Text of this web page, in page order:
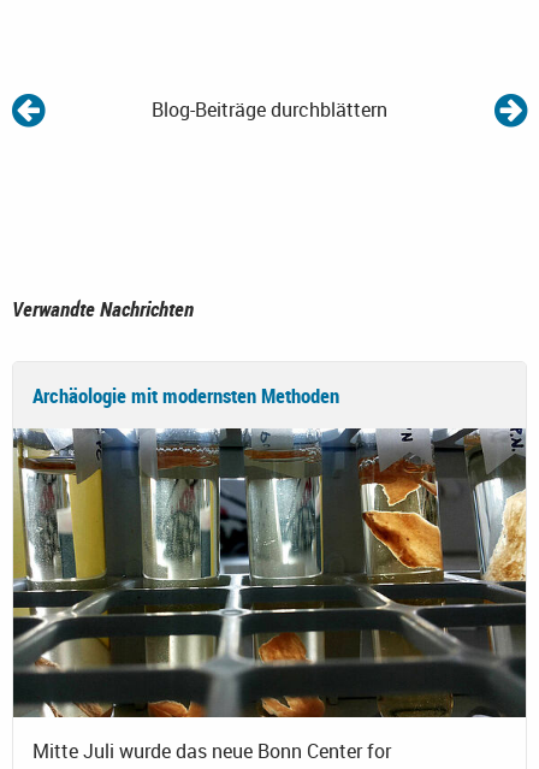
Blog-Beiträge durchblättern
Verwandte Nachrichten
Archäologie mit modernsten Methoden
Mitte Juli wurde das neue Bonn Center for